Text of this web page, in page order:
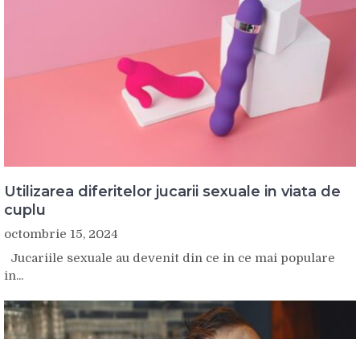
Utilizarea diferitelor jucarii sexuale in viata de
cuplu
octombrie 15, 2024
Jucariile sexuale au devenit din ce in ce mai populare
in...